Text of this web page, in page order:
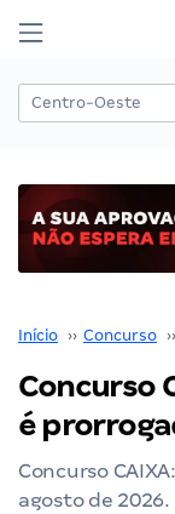
Início ›› Concurso ››
Concurso
é
Concurso
agosto de 2026.